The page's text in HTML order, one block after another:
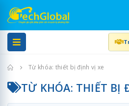
Trang chủTừ khóa: thiết bị định vị xe
TỪ KHÓA: THIẾT BỊ